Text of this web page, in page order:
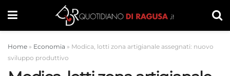
Home » Economia » Modica, lotti zona artigianale assegnati: nuovo
sviluppo produttivo